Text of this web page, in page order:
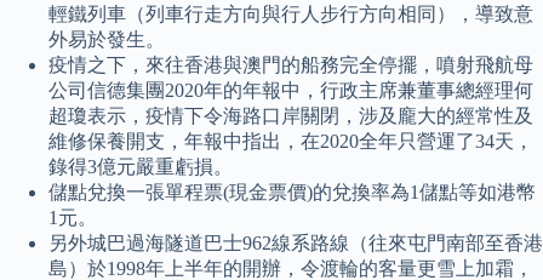
輕鐵列車（列車行走方向與行人步行方向相同），導致意
外易於發生。
疫情之下，來往香港與澳門的船務完全停擺，噴射飛航母
公司信德集團2020年的年報中，行政主席兼董事總經理何
超瓊表示，疫情下令海路口岸關閉，涉及龐大的經常性及
維修保養開支，年報中指出，在2020全年只營運了34天，
錄得3億元嚴重虧損。
儲點兌換一張單程票(現金票價)的兌換率為1儲點等如港幣
1元。
另外城巴過海隧道巴士962線系路線（往來屯門南部至香港
島）於1998年上半年的開辦，令渡輪的客量更雪上加霜，